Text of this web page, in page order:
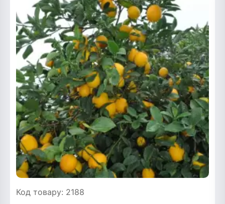
Код товару: 2188